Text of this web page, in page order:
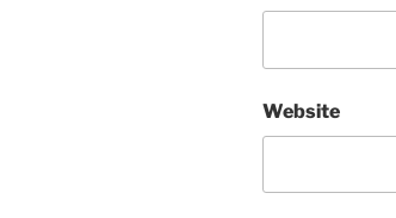
Website